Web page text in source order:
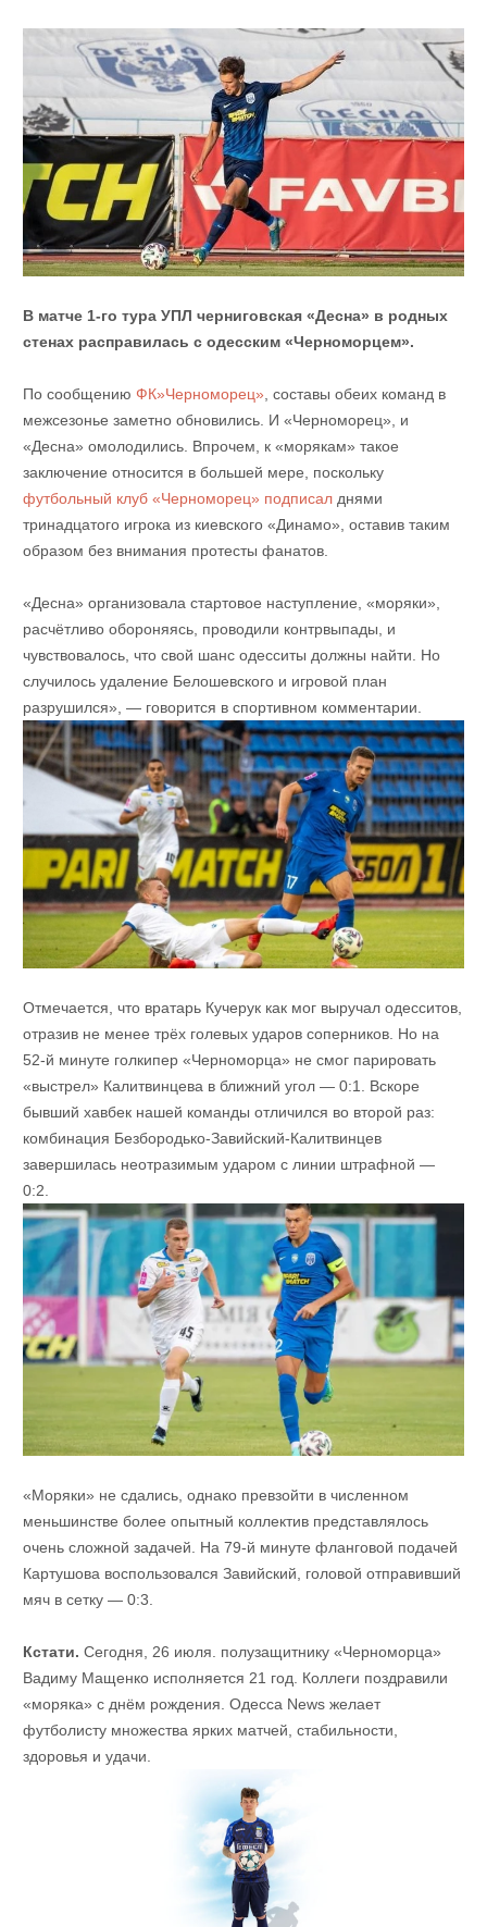
В матче 1-го тура УПЛ черниговская «Десна» в родных
стенах расправилась с одесским «Черноморцем».
По сообщению ФК»Черноморец», составы обеих команд в
межсезонье заметно обновились. И «Черноморец», и
«Десна» омолодились. Впрочем, к «морякам» такое
заключение относится в большей мере, поскольку
футбольный клуб «Черноморец» подписалднями
тринадцатого игрока из киевского «Динамо», оставив таким
образом без внимания протесты фанатов.
«Десна» организовала стартовое наступление, «моряки»,
расчётливо обороняясь, проводили контрвыпады, и
чувствовалось, что свой шанс одесситы должны найти. Но
случилось удаление Белошевского и игровой план
разрушился», — говорится в спортивном комментарии.
Отмечается, что вратарь Кучерук как мог выручал одесситов,
отразив не менее трёх голевых ударов соперников. Но на
52-й минуте голкипер «Черноморца» не смог парировать
«выстрел» Калитвинцева в ближний угол — 0:1. Вскоре
бывший хавбек нашей команды отличился во второй раз:
комбинация Безбородько-Завийский-Калитвинцев
завершилась неотразимым ударом с линии штрафной —
0:2.
«Моряки» не сдались, однако превзойти в численном
меньшинстве более опытный коллектив представлялось
очень сложной задачей. На 79-й минуте фланговой подачей
Картушова воспользовался Завийский, головой отправивший
мяч в сетку — 0:3.
Кстати. Сегодня, 26 июля. полузащитнику «Черноморца»
Вадиму Мащенко исполняется 21 год. Коллеги поздравили
«моряка» с днём рождения. Одесса News желает
футболисту множества ярких матчей, стабильности,
здоровья и удачи.